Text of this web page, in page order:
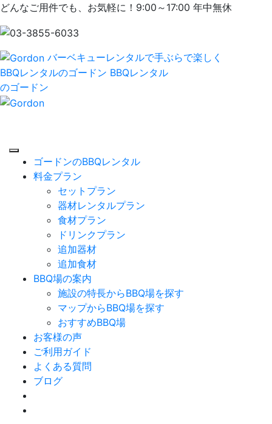
どんなご用件でも、お気軽に！9:00～17:00 年中無休
バーベキューレンタルで手ぶらで楽しく
BBQレンタルのゴードン BBQレンタル
のゴードン
ゴードンのBBQレンタル
料金プラン
セットプラン
器材レンタルプラン
食材プラン
ドリンクプラン
追加器材
追加食材
BBQ場の案内
施設の特長からBBQ場を探す
マップからBBQ場を探す
おすすめBBQ場
お客様の声
ご利用ガイド
よくある質問
ブログ